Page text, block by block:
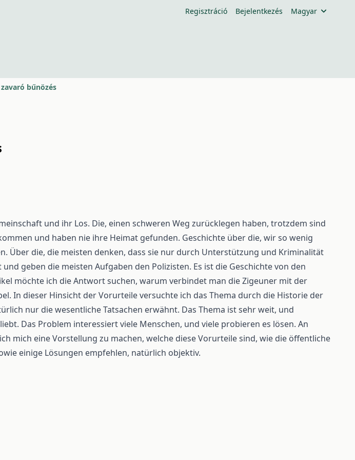
Regisztráció Bejelentkezés Magyar
bűnözés
und ihr Los. Die, einen schweren Weg zurücklegen haben, trotzdem sind
und haben nie ihre Heimat gefunden. Geschichte über die, wir so wenig
Über die, die meisten denken, dass sie nur durch Unterstützung und Kriminalität
geben die meisten Aufgaben den Polizisten. Es ist die Geschichte von den
möchte ich die Antwort suchen, warum verbindet man die Zigeuner mit der
In dieser Hinsicht der Vorurteile versuchte ich das Thema durch die Historie der
nur die wesentliche Tatsachen erwähnt. Das Thema ist sehr weit, und
Das Problem interessiert viele Menschen, und viele probieren es lösen. An
mich eine Vorstellung zu machen, welche diese Vorurteile sind, wie die öffentliche
einige Lösungen empfehlen, natürlich objektiv.